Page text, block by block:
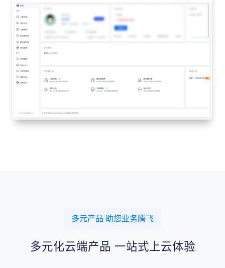
多元产品 助您业务腾飞
多元化云端产品 一站式上云体验